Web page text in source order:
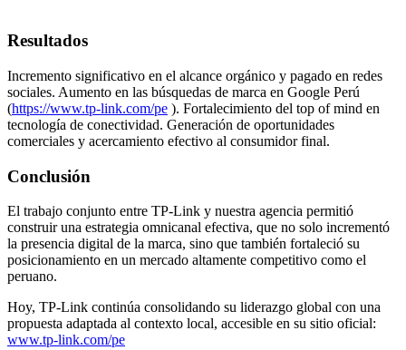
Resultados
Incremento significativo en el alcance orgánico y pagado en redes
sociales. Aumento en las búsquedas de marca en Google Perú
(https://www.tp-link.com/pe ). Fortalecimiento del top of mind en
tecnología de conectividad. Generación de oportunidades
comerciales y acercamiento efectivo al consumidor final.
Conclusión
El trabajo conjunto entre TP-Link y nuestra agencia permitió
construir una estrategia omnicanal efectiva, que no solo incrementó
la presencia digital de la marca, sino que también fortaleció su
posicionamiento en un mercado altamente competitivo como el
peruano.
Hoy, TP-Link continúa consolidando su liderazgo global con una
propuesta adaptada al contexto local, accesible en su sitio oficial:
www.tp-link.com/pe